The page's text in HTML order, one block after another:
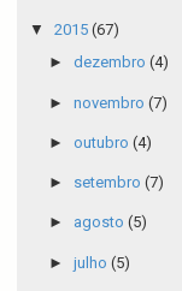
▼ 2015 (67)
► dezembro (4)
► novembro (7)
► outubro (4)
► setembro (7)
► agosto (5)
► julho (5)